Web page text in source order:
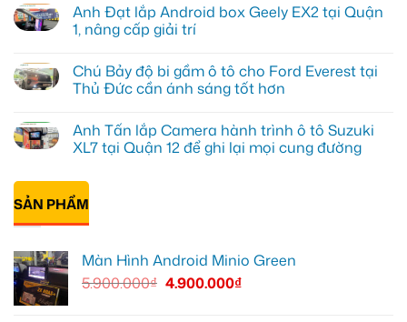
lắp
màn
hình
cho
Honda
CR-
Quận
12
bình
luận
ở
lắp
Màn
hình
Minio
Green
cho
Quận
9
vì
thiếu
ích
Anh Đạt lắp Android box Geely EX2 tại Quận
1, nâng cấp giải trí
bình
luận
ở
lắp
Android
box
Quận
1,
nâng
Chú Bảy độ bi gầm ô tô cho Ford Everest tại
Thủ Đức cần ánh sáng tốt hơn
bình
luận
ở
bi
gầm
ô
Ford
tại
Anh Tấn lắp Camera hành trình ô tô Suzuki
XL7 tại Quận 12 để ghi lại mọi cung đường
có
luận
ở
Anh
Camera
trình
SẢN PHẨM
Màn Hình Android Minio Green
5.900.000₫ 4.900.000₫